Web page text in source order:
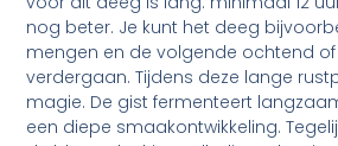
nog beter. Je kunt het deeg
mengen en de volgende ochtend
verdergaan. Tijdens deze lange
magie. De gist fermenteert
een diepe smaakontwikkeling.